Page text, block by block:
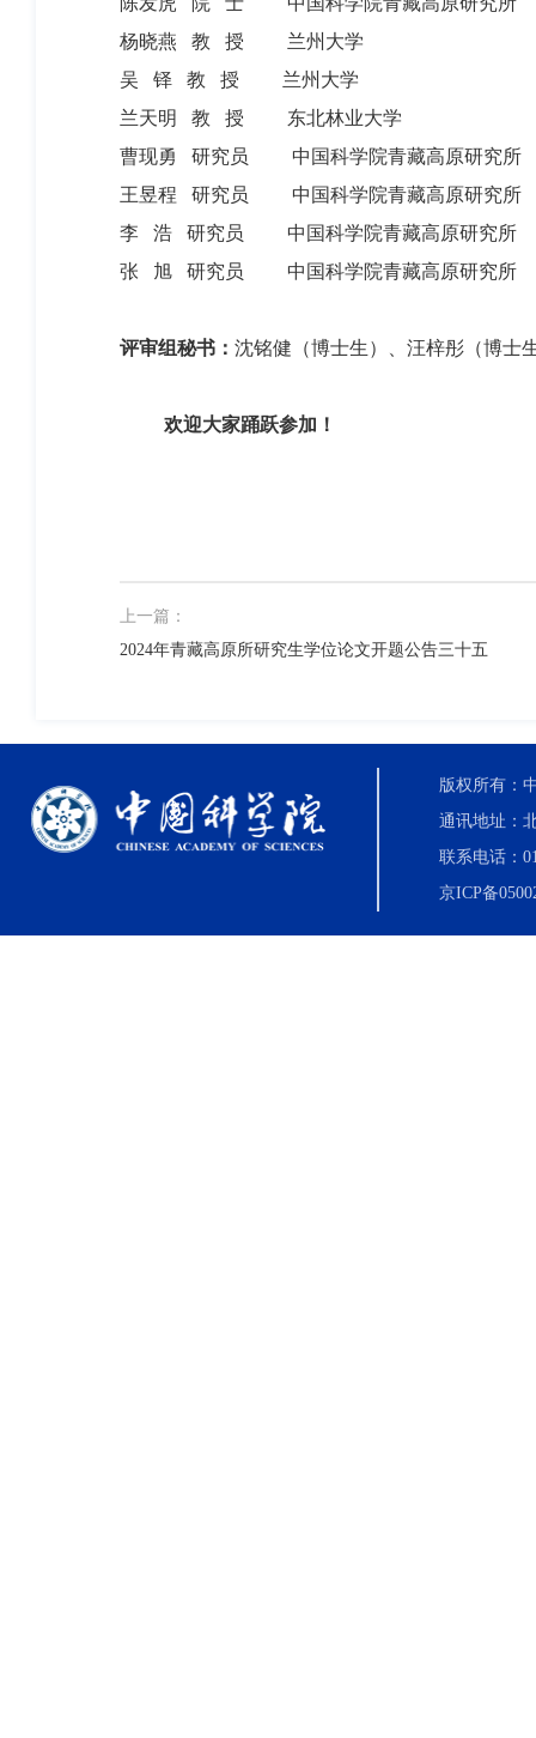
杨晓燕 教 授 兰州大学
吴 铎 教 授 兰州大学
兰天明 教 授 东北林业大学
曹现勇 研究员 中国科学院青藏高原研究所
王昱程 研究员 中国科学院青藏高原研究所
李 浩 研究员 中国科学院青藏高原研究所
张 旭 研究员 中国科学院青藏高原研究所
评审组秘书： 沈铭健（博士生）、汪梓彤（博士
欢迎大家踊跃参加！
上一篇：
2024年青藏高原所研究生学位论文开题公告三十五
版权所有：
通讯地址：
联系电话：
京ICP备